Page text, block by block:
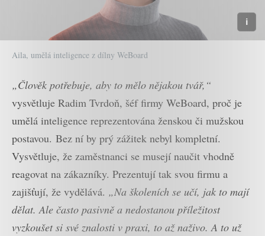
Aila, umělá inteligence z dílny WeBoard
„Člověk potřebuje, aby to mělo nějakou tvář,“
vysvětluje Radim Tvrdoň, šéf firmy WeBoard, proč je
umělá inteligence reprezentována ženskou či mužskou
postavou. Bez ní by prý zážitek nebyl kompletní.
Vysvětluje, že zaměstnanci se musejí naučit vhodně
reagovat na zákazníky. Prezentují tak svou firmu a
zajišťují, že vydělává. „Na školeních se učí, jak to mají
dělat. Ale často pasivně a nedostanou příležitost
vyzkoušet si své znalosti v praxi, to až naživo. A to už